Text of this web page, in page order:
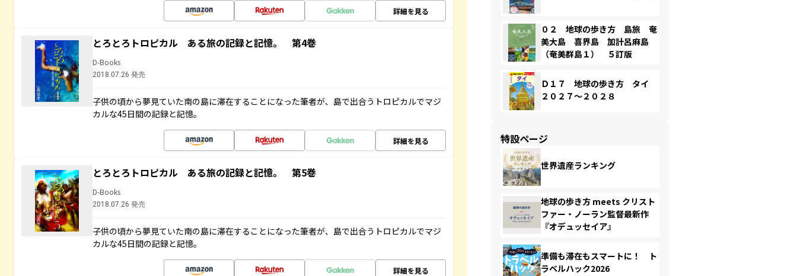
詳細を見る
とろとろトロピカル ある旅の記録と記憶。 第4巻
D-Books
2018.07.26 発売
子供の頃から夢見ていた南の島に滞在することになった筆者が、島で出合うトロピカルでマジ
カルな45日間の記録と記憶。
詳細を見る
とろとろトロピカル ある旅の記録と記憶。 第5巻
D-Books
2018.07.26 発売
子供の頃から夢見ていた南の島に滞在することになった筆者が、島で出合うトロピカルでマジ
カルな45日間の記録と記憶。
詳細を見る
０２ 地球の歩き方 島旅 奄
美大島 喜界島 加計呂麻島
（奄美群島１） ５訂版
Ｄ１７ 地球の歩き方 タイ
２０２７～２０２８
特設ページ
世界遺産ランキング
地球の歩き方 meets クリスト
ファー・ノーラン監督最新作
『オデュッセイア』
準備も滞在もスマートに！ ト
ラベルハック2026